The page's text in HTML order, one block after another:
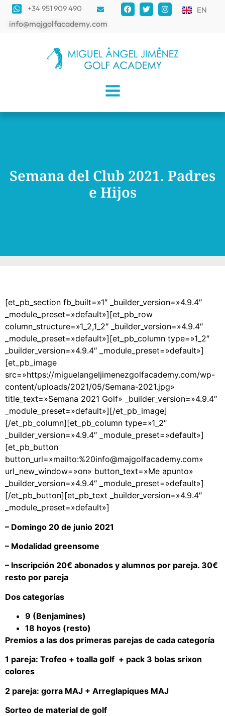
+34 951 909 490
info@majgolfacademy.com
EN
Semana del Club 2021. Padres
e Hijos
[et_pb_section fb_built=»1″ _builder_version=»4.9.4″
_module_preset=»default»][et_pb_row
column_structure=»1_2,1_2″ _builder_version=»4.9.4″
_module_preset=»default»][et_pb_column type=»1_2″
_builder_version=»4.9.4″ _module_preset=»default»]
[et_pb_image
src=»https://miguelangeljimenezgolfacademy.com/wp-
content/uploads/2021/05/Semana-2021.jpg»
title_text=»Semana 2021 Golf» _builder_version=»4.9.4″
_module_preset=»default»][/et_pb_image]
[/et_pb_column][et_pb_column type=»1_2″
_builder_version=»4.9.4″ _module_preset=»default»]
[et_pb_button
button_url=»mailto:%20info@majgolfacademy.com»
url_new_window=»on» button_text=»Me apunto»
_builder_version=»4.9.4″ _module_preset=»default»]
[/et_pb_button][et_pb_text _builder_version=»4.9.4″
_module_preset=»default»]
– Domingo 20 de junio 2021
– Modalidad greensome
– Inscripción 20€ abonados y alumnos por pareja. 30€
resto por pareja
Dos categorías
9 (Benjamines)
18 hoyos (resto)
Premios a las dos primeras parejas de cada categoría
1 pareja: Trofeo + toalla golf + pack 3 bolas srixon
colores
2 pareja: gorra MAJ + Arreglapiques MAJ
Sorteo de material de golf